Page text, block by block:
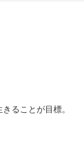
ることが目標。